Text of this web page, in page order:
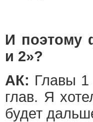
И поэтому
и 2»?
АК: Главы 1
глав. Я
будет